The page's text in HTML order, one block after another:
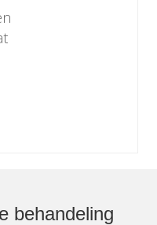
behandeling